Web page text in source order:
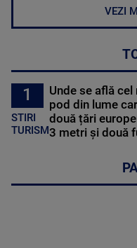
VEZI
1
STIRI
TURISM
Unde se află
pod din lume
două țări
3 metri și două